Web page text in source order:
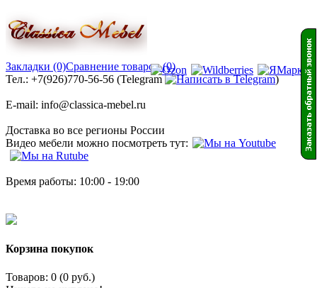
Закладки (0)Сравнение товаров (0)
Тел.: +7(926)770-56-56 (Telegram
)
E-mail: info@classica-mebel.ru
Доставка во все регионы России
Видео мебели можно посмотреть тут:
Время работы: 10:00 - 19:00
Корзина покупок
Товаров: 0 (0 руб.)